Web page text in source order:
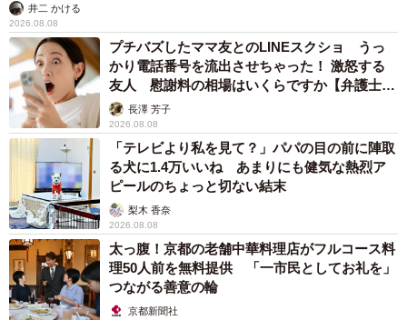
井二 かける
2026.08.08
プチバズしたママ友とのLINEスクショ うっ
かり電話番号を流出させちゃった！ 激怒する
友人 慰謝料の相場はいくらですか【弁護士が
解説】長澤 芳子
2026.08.08
「テレビより私を見て？」パパの目の前に陣取
る犬に1.4万いいね あまりにも健気な熱烈ア
ピールのちょっと切ない結末
梨木 香奈
2026.08.08
太っ腹！京都の老舗中華料理店がフルコース料
理50人前を無料提供 「一市民としてお礼を」
つながる善意の輪
京都新聞社